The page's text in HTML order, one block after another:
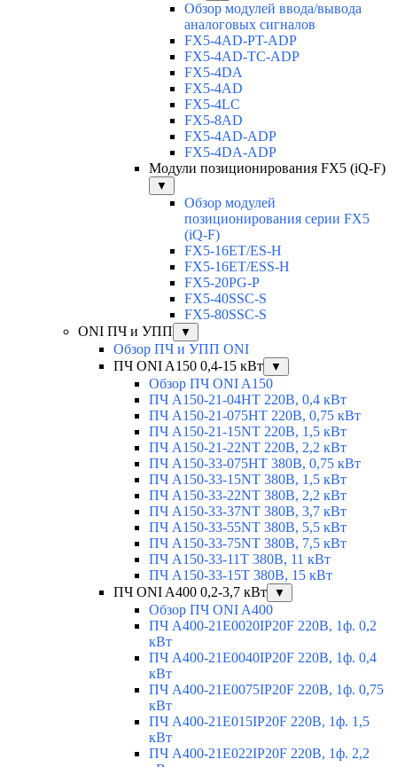
Обзор модулей ввода/вывода
аналоговых сигналов
FX5-4AD-PT-ADP
FX5-4AD-TC-ADP
FX5-4DA
FX5-4AD
FX5-4LC
FX5-8AD
FX5-4AD-ADP
FX5-4DA-ADP
Модули позиционирования FX5 (iQ-F)
▼
Обзор модулей
позиционирования серии FX5
(iQ-F)
FX5-16ET/ES-H
FX5-16ET/ESS-H
FX5-20PG-P
FX5-40SSC-S
FX5-80SSC-S
ONI ПЧ и УПП
▼
Обзор ПЧ и УПП ONI
ПЧ ONI A150 0,4-15 кВт
▼
Обзор ПЧ ONI A150
ПЧ A150-21-04HT 220В, 0,4 кВт
ПЧ A150-21-075HT 220В, 0,75 кВт
ПЧ A150-21-15NT 220В, 1,5 кВт
ПЧ A150-21-22NT 220В, 2,2 кВт
ПЧ A150-33-075HT 380В, 0,75 кВт
ПЧ A150-33-15NT 380В, 1,5 кВт
ПЧ A150-33-22NT 380В, 2,2 кВт
ПЧ A150-33-37NT 380В, 3,7 кВт
ПЧ A150-33-55NT 380В, 5,5 кВт
ПЧ A150-33-75NT 380В, 7,5 кВт
ПЧ A150-33-11T 380В, 11 кВт
ПЧ A150-33-15T 380В, 15 кВт
ПЧ ONI A400 0,2-3,7 кВт
▼
Обзор ПЧ ONI A400
ПЧ A400-21E0020IP20F 220В, 1ф. 0,2
кВт
ПЧ A400-21E0040IP20F 220В, 1ф. 0,4
кВт
ПЧ A400-21E0075IP20F 220В, 1ф. 0,75
кВт
ПЧ A400-21E015IP20F 220В, 1ф. 1,5
кВт
ПЧ A400-21E022IP20F 220В, 1ф. 2,2